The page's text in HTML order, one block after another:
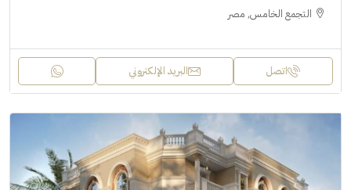
التجمع الخامس, مصر
اتصل البريد الإلكتروني